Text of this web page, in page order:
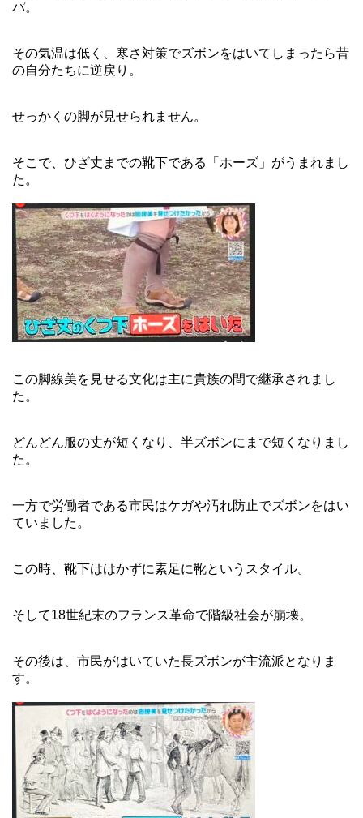
パ。
その気温は低く、寒さ対策でズボンをはいてしまったら昔
の自分たちに逆戻り。
せっかくの脚が見せられません。
そこで、ひざ丈までの靴下である「ホーズ」がうまれまし
た。
この脚線美を見せる文化は主に貴族の間で継承されまし
た。
どんどん服の丈が短くなり、半ズボンにまで短くなりまし
た。
一方で労働者である市民はケガや汚れ防止でズボンをはい
ていました。
この時、靴下ははかずに素足に靴というスタイル。
そして18世紀末のフランス革命で階級社会が崩壊。
その後は、市民がはいていた長ズボンが主流派となりま
す。